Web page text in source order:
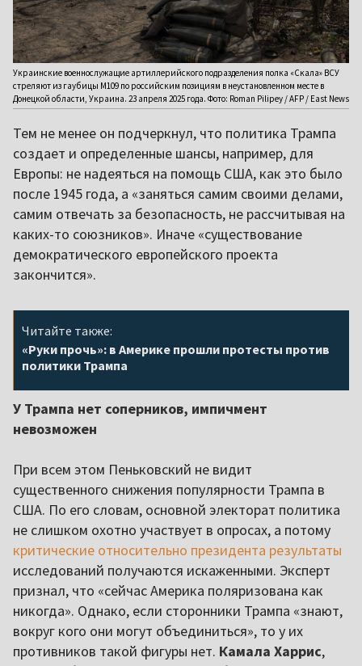
Украинские военнослужащие артиллерийского подразделения полка «Скала» ВСУ
стреляют из гаубицы М109 по российским позициям в неустановленном месте в
Донецкой области, Украина. 23 апреля 2025 года. Фото: Roman Pilipey / AFP / East News
Тем не менее он подчеркнул, что политика Трампа
создает и определенные шансы, например, для
Европы: не надеяться на помощь США, как это было
после 1945 года, а «заняться самим своими делами,
самим отвечать за безопасность, не рассчитывая на
каких-то союзников». Иначе «существование
демократического европейского проекта
закончится».
Читайте также:
«Руки прочь»: в Америке прошли протесты против
политики Трампа
У Трампа нет соперников, импичмент
невозможен
При всем этом Пеньковский не видит
существенного снижения популярности Трампа в
США. По его словам, основной электорат политика
не слишком охотно участвует в опросах, а потому
критические относительно президента результаты
исследований получаются искаженными. Эксперт
признал, что «сейчас Америка поляризована как
никогда». Однако, если сторонники Трампа «знают,
вокруг кого они могут объединиться», то у их
противников такой фигуры нет. Камала Харрис,